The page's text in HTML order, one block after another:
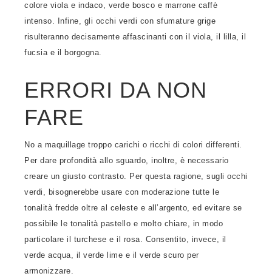
colore viola e indaco, verde bosco e marrone caffè
intenso. Infine, gli occhi verdi con sfumature grige
risulteranno decisamente affascinanti con il viola, il lilla, il
fucsia e il borgogna.
ERRORI DA NON
FARE
No a maquillage troppo carichi o ricchi di colori differenti.
Per dare profondità allo sguardo, inoltre, è necessario
creare un giusto contrasto. Per questa ragione, sugli occhi
verdi, bisognerebbe usare con moderazione tutte le
tonalità fredde oltre al celeste e all’argento, ed evitare se
possibile le tonalità pastello e molto chiare, in modo
particolare il turchese e il rosa. Consentito, invece, il
verde acqua, il verde lime e il verde scuro per
armonizzare.